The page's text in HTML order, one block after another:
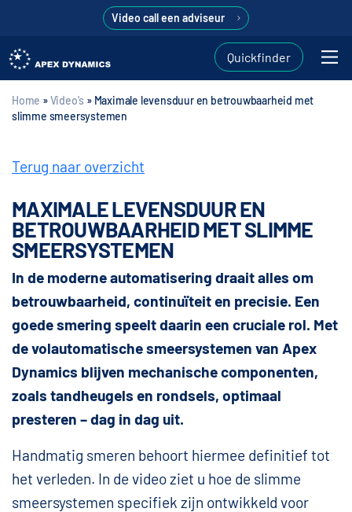
Video call een adviseur
Quickfinder
Home »Video's » Maximale levensduur en betrouwbaarheid met
slimme smeersystemen
Terug naar overzicht
MAXIMALE LEVENSDUUR EN
BETROUWBAARHEID MET SLIMME
SMEERSYSTEMEN
In de moderne automatisering draait alles om
betrouwbaarheid, continuïteit en precisie. Een
goede smering speelt daarin een cruciale rol. Met
de volautomatische smeersystemen van Apex
Dynamics blijven mechanische componenten,
zoals tandheugels en rondsels, optimaal
presteren – dag in dag uit.
Handmatig smeren behoort hiermee definitief tot
het verleden. In de video ziet u hoe de slimme
smeersystemen specifiek zijn ontwikkeld voor